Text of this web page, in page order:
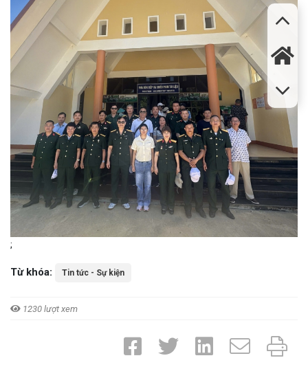
;
Từ khóa: Tin tức - Sự kiện
1230 lượt xem